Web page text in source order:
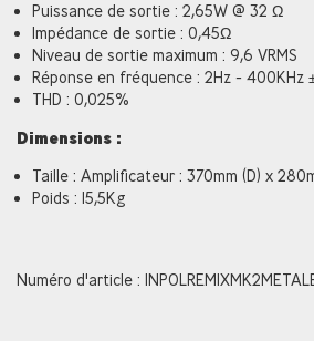
Puissance de sortie : 2,65W @ 32 Ω
Impédance de sortie : 0,45Ω
Niveau de sortie maximum : 9,6 VRMS
Réponse en fréquence : 2Hz - 400KHz
THD : 0,025%
Dimensions :
Taille : Amplificateur : 370mm (D) x
Poids : 15,5Kg
Numéro d'article :